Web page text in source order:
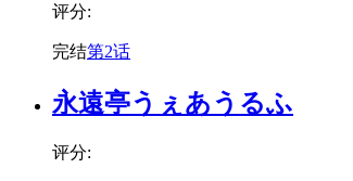
评分:
完结第2话
永遠亭うぇあうるふ
评分: